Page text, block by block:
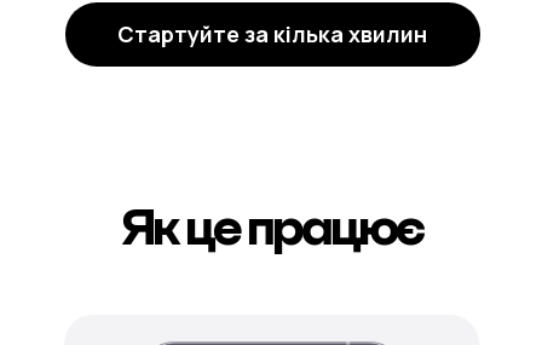
Стартуйте за кілька хвилин
Як це працює